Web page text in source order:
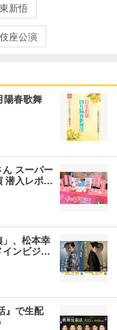
新悟
座公演
陽春歌舞
スーパー
潜入レポ…
」、松本幸
インビジ…
』で生配